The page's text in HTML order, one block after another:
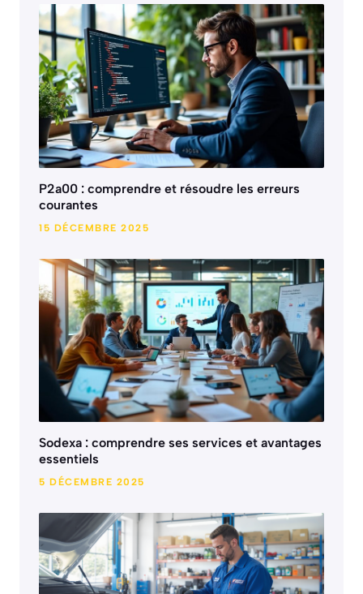
P2a00 : comprendre et résoudre les erreurs
courantes
15 DÉCEMBRE 2025
Sodexa : comprendre ses services et avantages
essentiels
5 DÉCEMBRE 2025